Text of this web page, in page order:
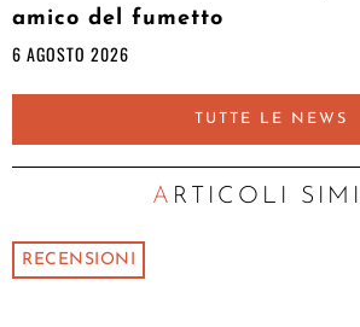
amico del fumetto
6 AGOSTO 2026
TUTTE LE NEWS
ARTICOLI
RECENSIONI